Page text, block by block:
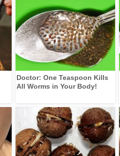
Doctor: One Teaspoon Kills
All Worms in Your Body!